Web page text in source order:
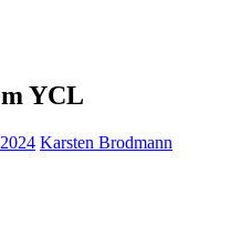
YCL
Karsten Brodmann